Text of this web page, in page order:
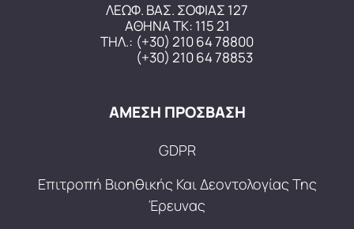
ΛΕΩΦ. ΒΑΣ. ΣΟΦΙΑΣ 127
ΑΘΗΝΑ ΤΚ: 115 21
ΤΗΛ.: (+30) 210 64 78800
(+30) 210 64 78853
ΑΜΕΣΗ ΠΡΟΣΒΑΣΗ
GDPR
Επιτροπή Βιοηθικής Και Δεοντολογίας Της
Έρευνας